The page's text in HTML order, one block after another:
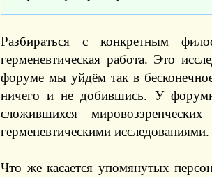
Разбираться с конкретным
герменевтическая работа. Это
форуме мы уйдём так в
ничего и не добившись. У
сложившихся
герменевтическими исследованиями.
Что же касается упомянутых